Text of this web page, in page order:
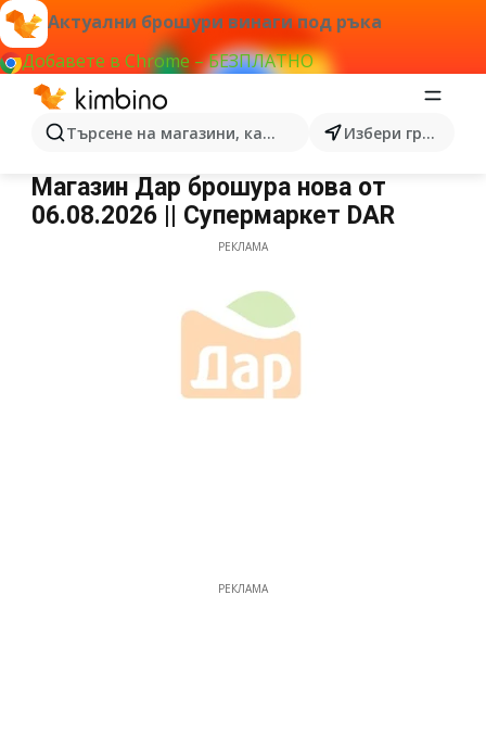
Актуални брошури винаги под ръка
Добавете в Chrome – БЕЗПЛАТНО
Търсене на магазини, категории, продукти...Избери град
Дар
Магазин Дар брошура нова от
06.08.2026 || Супермаркет DAR
РЕКЛАМА
РЕКЛАМА